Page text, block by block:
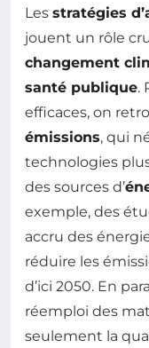
Les stratégies
jouent un rôle
changement
santé publique.
efficaces, on
émissions, qui
technologies
des sources d’
exemple, des
accru des
réduire les
d’ici 2050. En
réemploi des
seulement la